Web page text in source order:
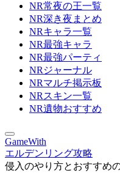
NR常夜の王一覧
NR深き夜まとめ
NRキャラ一覧
NR最強キャラ
NR最強パーティ
NRジャーナル
NRマルチ掲示板
NRスキン一覧
NR遺物おすすめ
GameWith
エルデンリング攻略
侵入のやり方とおすすめ